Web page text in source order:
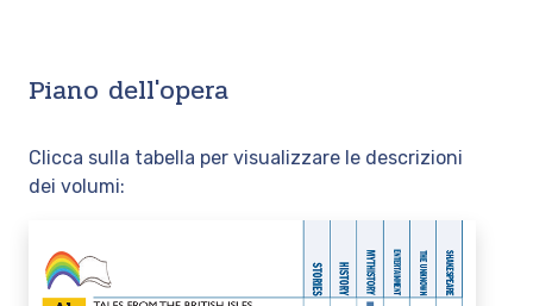
Piano dell'opera
Clicca sulla tabella per visualizzare le descrizioni
dei volumi: